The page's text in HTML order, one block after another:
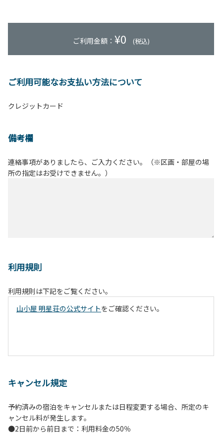
ご利用金額： ¥0 (税込)
ご利用可能なお支払い方法について
クレジットカード
備考欄
連絡事項がありましたら、ご入力ください。（※区画・部屋の場
所の指定はお受けできません。）
利用規則
利用規則は下記をご覧ください。
山小屋 明星荘の公式サイトをご確認ください。
キャンセル規定
予約済みの宿泊をキャンセルまたは日程変更する場合、所定のキ
ャンセル料が発生します。
●2日前から前日まで：利用料金の50％